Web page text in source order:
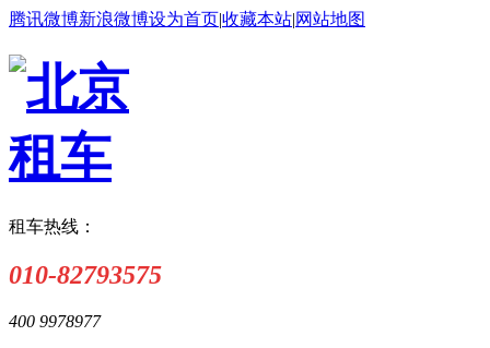
腾讯微博新浪微博设为首页|收藏本站|网站地图
租车热线：
010-82793575
400 9978977